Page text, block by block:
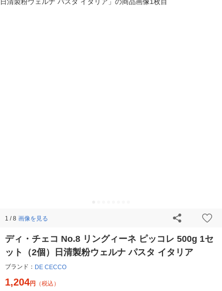
1 / 8 画像を見る
ディ・チェコ No.8 リングィーネ ピッコレ 500g 1セ
ット（2個）日清製粉ウェルナ パスタ イタリア
ブランド： DE CECCO
1,204円
（税込）